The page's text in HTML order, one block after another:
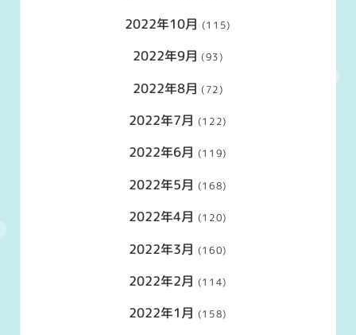
2022年10月 (115)
2022年9月 (93)
2022年8月 (72)
2022年7月 (122)
2022年6月 (119)
2022年5月 (168)
2022年4月 (120)
2022年3月 (160)
2022年2月 (114)
2022年1月 (158)